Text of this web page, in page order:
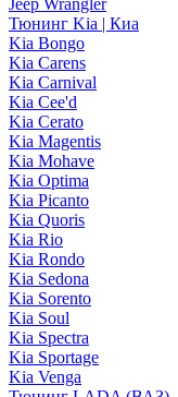
Jeep Wrangler
Тюнинг Kia | Киа
Kia Bongo
Kia Carens
Kia Carnival
Kia Cee'd
Kia Cerato
Kia Magentis
Kia Mohave
Kia Optima
Kia Picanto
Kia Quoris
Kia Rio
Kia Rondo
Kia Sedona
Kia Sorento
Kia Soul
Kia Spectra
Kia Sportage
Kia Venga